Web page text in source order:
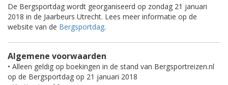
De Bergsportdag wordt georganiseerd op zondag 21 januari
2018 in de Jaarbeurs Utrecht. Lees meer informatie op de
website van de Bergsportdag.
Algemene voorwaarden
• Alleen geldig op boekingen in de stand van Bergsportreizen.nl
op de Bergsportdag op 21 januari 2018